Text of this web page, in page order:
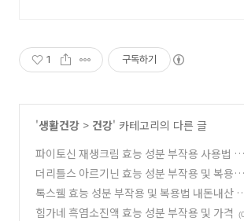
1 구독하기
'생활건강 > 건강' 카테고리의 다른 글
파이토신 재생크림 효능 성분 부작용 사용법 가
(5)
더리틀스 아르기닌 효능 성분 부작용 및 복용법
가격
(0)
톡스웰 효능 성분 부작용 및 복용법 내돈내산
기
(0)
힘가네 흑염소진액 효능 성분 부작용 및 가격